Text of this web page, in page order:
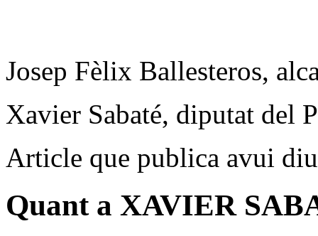
Josep Fèlix Ballesteros,
Xavier Sabaté, diputat del
Article que publica avui
Quant a XAVIER